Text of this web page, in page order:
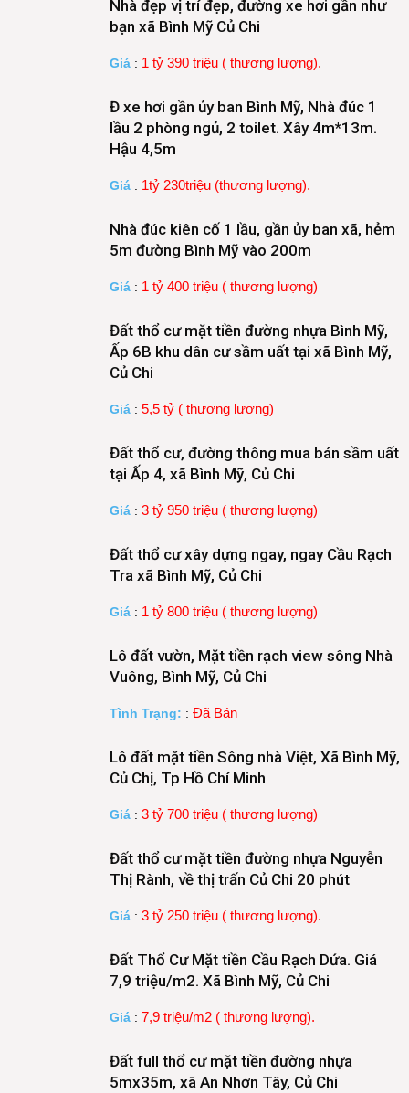
Nhà đẹp vị trí đẹp, đường xe hơi gần như
bạn xã Bình Mỹ Củ Chi
Giá : 1 tỷ 390 triệu ( thương lượng).
Đ xe hơi gần ủy ban Bình Mỹ, Nhà đúc 1
lầu 2 phòng ngủ, 2 toilet. Xây 4m*13m.
Hậu 4,5m
Giá : 1tỷ 230triệu (thương lượng).
Nhà đúc kiên cố 1 lầu, gần ủy ban xã, hẻm
5m đường Bình Mỹ vào 200m
Giá : 1 tỷ 400 triệu ( thương lượng)
Đất thổ cư mặt tiền đường nhựa Bình Mỹ,
Ấp 6B khu dân cư sầm uất tại xã Bình Mỹ,
Củ Chi
Giá : 5,5 tỷ ( thương lượng)
Đất thổ cư, đường thông mua bán sầm uất
tại Ấp 4, xã Bình Mỹ, Củ Chi
Giá : 3 tỷ 950 triệu ( thương lượng)
Đất thổ cư xây dựng ngay, ngay Cầu Rạch
Tra xã Bình Mỹ, Củ Chi
Giá : 1 tỷ 800 triệu ( thương lượng)
Lô đất vườn, Mặt tiền rạch view sông Nhà
Vuông, Bình Mỹ, Củ Chi
Tình Trạng: : Đã Bán
Lô đất mặt tiền Sông nhà Việt, Xã Bình Mỹ,
Củ Chị, Tp Hồ Chí Minh
Giá : 3 tỷ 700 triệu ( thương lượng)
Đất thổ cư mặt tiền đường nhựa Nguyễn
Thị Rành, về thị trấn Củ Chi 20 phút
Giá : 3 tỷ 250 triệu ( thương lượng).
Đất Thổ Cư Mặt tiền Cầu Rạch Dứa. Giá
7,9 triệu/m2. Xã Bình Mỹ, Củ Chi
Giá : 7,9 triệu/m2 ( thương lượng).
Đất full thổ cư mặt tiền đường nhựa
5mx35m, xã An Nhơn Tây, Củ Chi